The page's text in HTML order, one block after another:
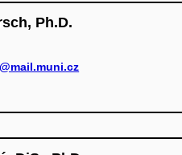
Ph.D.